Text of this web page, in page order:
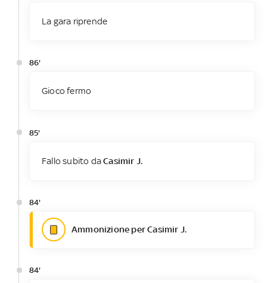
La gara riprende
86'
Gioco fermo
85'
Fallo subito daCasimir J.
84'
Ammonizione per Casimir J.
84'